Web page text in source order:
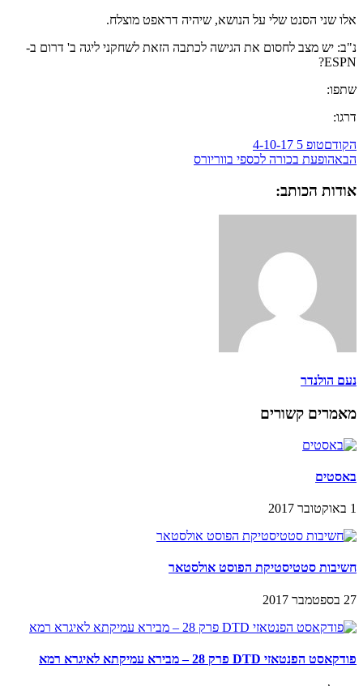
אלו שני הסנט שלי על הנושא, שיהיה דראפט מוצלח.
נ"ב: יש מצב לחסום את הגישה לכתבה הזאת לשחקני ליגה ב' דרום ב-
ESPN?
שתפו:
דרגו:
הקודםטופ 5 4-10-17
הבאהופעת בכורה לכספי בווריורס
אודות הכותב:
נעם הולנדר
מאמרים קשורים
באסטים
1 באוקטובר 2017
חשיבות סטטיסטיקת הפוסט אולסטאר
27 בספטמבר 2017
פודקאסט הפנטאזי DTD פרק 28 – מבירא עמיקתא לאיגרא רמא